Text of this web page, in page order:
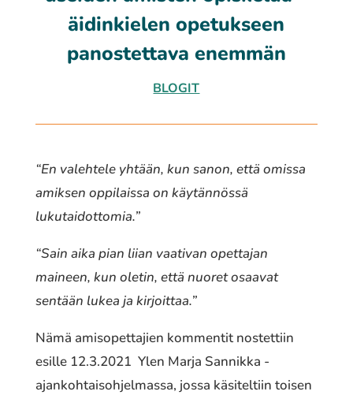
äidinkielen opetukseen
panostettava enemmän
BLOGIT
“En valehtele yhtään, kun sanon, että omissa
amiksen oppilaissa on käytännössä
lukutaidottomia.”
“Sain aika pian liian vaativan opettajan
maineen, kun oletin, että nuoret osaavat
sentään lukea ja kirjoittaa.”
Nämä amisopettajien kommentit nostettiin
esille 12.3.2021 Ylen Marja Sannikka -
ajankohtaisohjelmassa, jossa käsiteltiin toisen